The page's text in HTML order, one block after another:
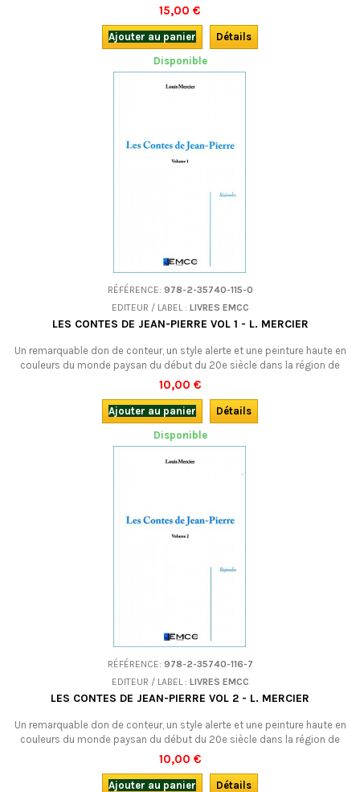
(re)découvrir ce chef d'oeuvre, voici une édition trilingue : en occitan
provençal avec la traduction française de l'auteur, mais aussi avec une
traduction en francoprovençal (dauphinois).
15,00 €
Ajouter au panier
Détails
Disponible
RÉFÉRENCE: 978-2-35740-115-0
EDITEUR / LABEL : LIVRES EMCC
LES CONTES DE JEAN-PIERRE VOL 1 - L. MERCIER
Un remarquable don de conteur, un style alerte et une peinture haute en
couleurs du monde paysan du début du 20e siècle dans la région de
Roanne.Bilingue francoprovençal-français.
10,00 €
Ajouter au panier
Détails
Disponible
RÉFÉRENCE: 978-2-35740-116-7
EDITEUR / LABEL : LIVRES EMCC
LES CONTES DE JEAN-PIERRE VOL 2 - L. MERCIER
Un remarquable don de conteur, un style alerte et une peinture haute en
couleurs du monde paysan du début du 20e siècle dans la région de
Roanne.Bilingue francoprovençal-français.
10,00 €
Ajouter au panier
Détails